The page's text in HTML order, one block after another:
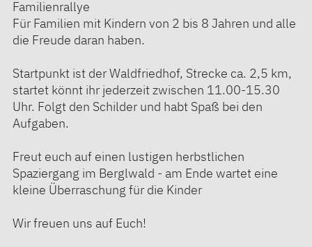
Familienrallye
Für Familien mit Kindern von 2 bis 8 Jahren und alle
die Freude daran haben.
Startpunkt ist der Waldfriedhof, Strecke ca. 2,5 km,
startet könnt ihr jederzeit zwischen 11.00-15.30
Uhr. Folgt den Schilder und habt Spaß bei den
Aufgaben.
Freut euch auf einen lustigen herbstlichen
Spaziergang im Berglwald - am Ende wartet eine
kleine Überraschung für die Kinder
Wir freuen uns auf Euch!